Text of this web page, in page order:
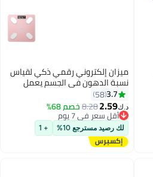
ميزان إلكتروني رقمي ذكي لقياس
نسبة الدهون في الجسم يعمل
بالبلوتوث ومزود بمنفذ USB متعدد
الألوان
3.7
58
د.ك‏2.59
8.28خصم 68%
أقل سعر في 7 يوم
أقل سعر في 7 يوم
لك رصيد مسترجع 10% + 1